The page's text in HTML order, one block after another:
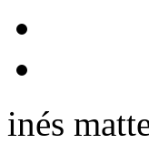
inés